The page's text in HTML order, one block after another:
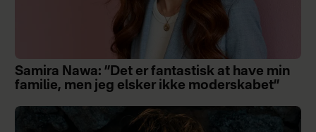
Samira Nawa: ”Det er fantastisk at have min
familie, men jeg elsker ikke moderskabet”